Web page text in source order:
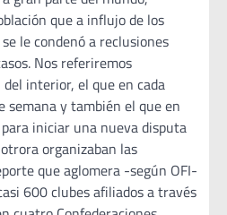
que a influjo de los
le condenó a reclusiones
Nos referiremos
interior, el que en cada
semana y también el que en
iniciar una nueva disputa
organizaban las
que aglomera -según OFI-
600 clubes afiliados a través